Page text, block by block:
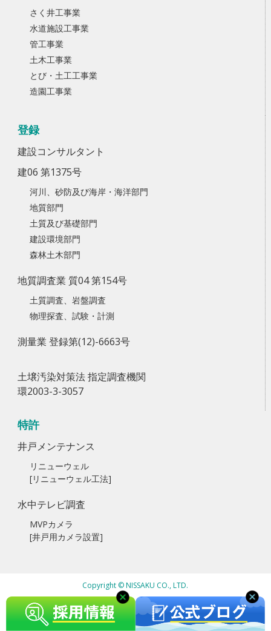
さく井工事業
水道施設工事業
管工事業
土木工事業
とび・土工工事業
造園工事業
登録
建設コンサルタント
建06 第1375号
河川、砂防及び海岸・海洋部門
地質部門
土質及び基礎部門
建設環境部門
森林土木部門
地質調査業 質04 第154号
土質調査、岩盤調査
物理探査、試験・計測
測量業 登録第(12)-6663号
土壌汚染対策法 指定調査機関
環2003-3-3057
特許
井戸メンテナンス
リニューウェル
[リニューウェル工法]
水中テレビ調査
MVPカメラ
[井戸用カメラ設置]
Copyright © NISSAKU CO., LTD.